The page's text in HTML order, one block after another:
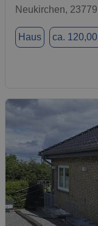
Neukirchen, 23779
Haus ca. 120,00